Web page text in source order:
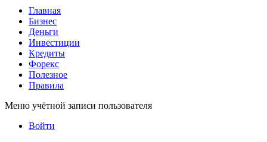
Главная
Бизнес
Деньги
Инвестиции
Кредиты
Форекс
Полезное
Правила
Меню учётной записи пользователя
Войти